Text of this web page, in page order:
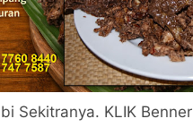
Sekitranya. KLIK Benner